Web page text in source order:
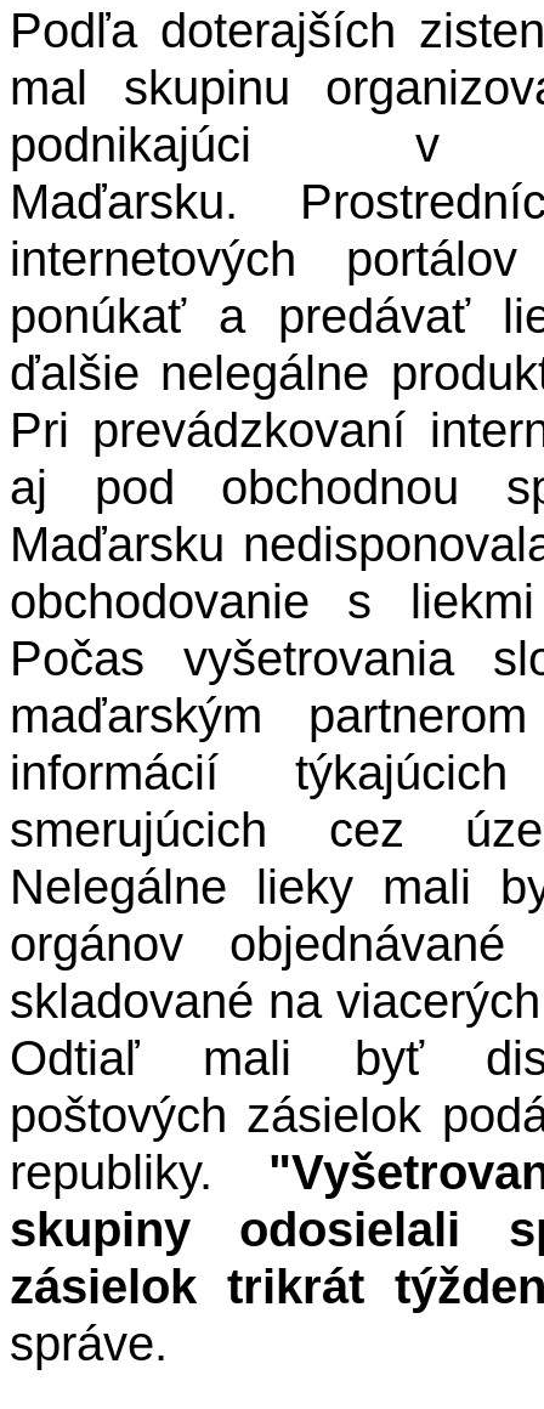
Podľa doterajších
mal skupinu
podnikajúci
Maďarsku.
internetových
ponúkať a predávať
ďalšie nelegálne
Pri prevádzkovaní
aj pod obchodnou
Maďarsku
obchodovanie s
Počas vyšetrovania
maďarským
informácií
smerujúcich cez
Nelegálne lieky mali
orgánov
skladované na
Odtiaľ mali byť
poštových zásielok
republiky.
skupiny odosielali
zásielok trikrát
správe.